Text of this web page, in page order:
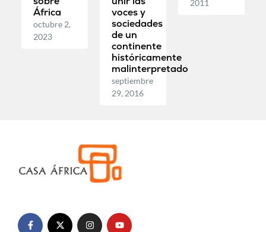
África
octubre 2,
2023
voces y
sociedades
de un
continente
históricamente
malinterpretado
septiembre
29, 2016
2011